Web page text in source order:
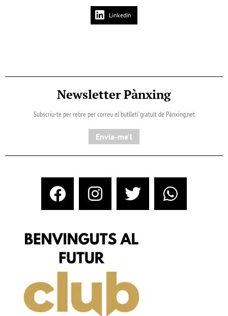
LinkedIn
Newsletter Pànxing
Subscriu-te per rebre per correu el butlletí gratuït de Pànxing.net​
Envia-me'l